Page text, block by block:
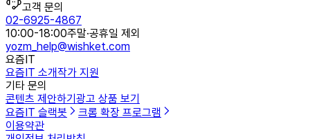
고객 문의
02-6925-4867
10:00-18:00주말·공휴일 제외
yozm_help@wishket.com
요즘IT
요즘IT 소개작가 지원
기타 문의
콘텐츠 제안하기 광고 상품 보기
요즘IT 슬랙봇
크롬 확장 프로그램
이용약관